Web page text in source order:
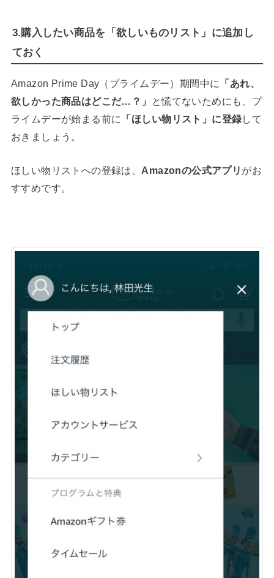
3.購入したい商品を「欲しいものリスト」に追加し
ておく
Amazon Prime Day（プライムデー）期間中に
「あれ、
欲しかった商品はどこだ…？」
と慌てないためにも、プ
ライムデーが始まる前に
「ほしい物リスト」に登録して
おきましょう。
ほしい物リストへの登録は、 Amazonの公式アプリ がお
すすめです。